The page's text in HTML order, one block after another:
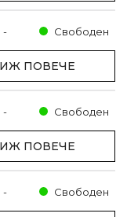
- Свободен
ПОВЕЧЕ
- Свободен
ПОВЕЧЕ
- Свободен